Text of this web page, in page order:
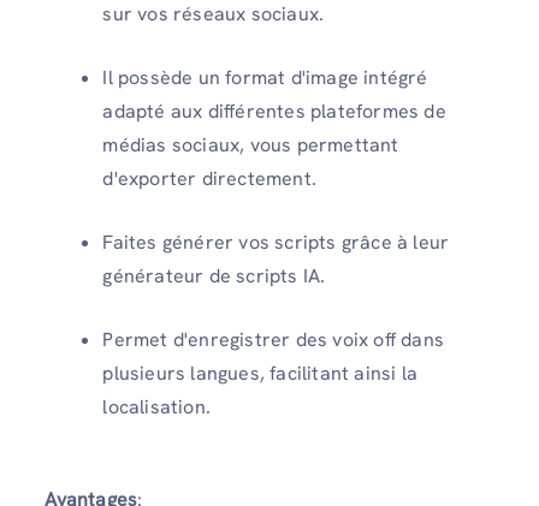
sur vos réseaux sociaux.
Il possède un format d'image intégré
adapté aux différentes plateformes de
médias sociaux, vous permettant
d'exporter directement.
Faites générer vos scripts grâce à leur
générateur de scripts IA.
Permet d'enregistrer des voix off dans
plusieurs langues, facilitant ainsi la
localisation.
Avantages: